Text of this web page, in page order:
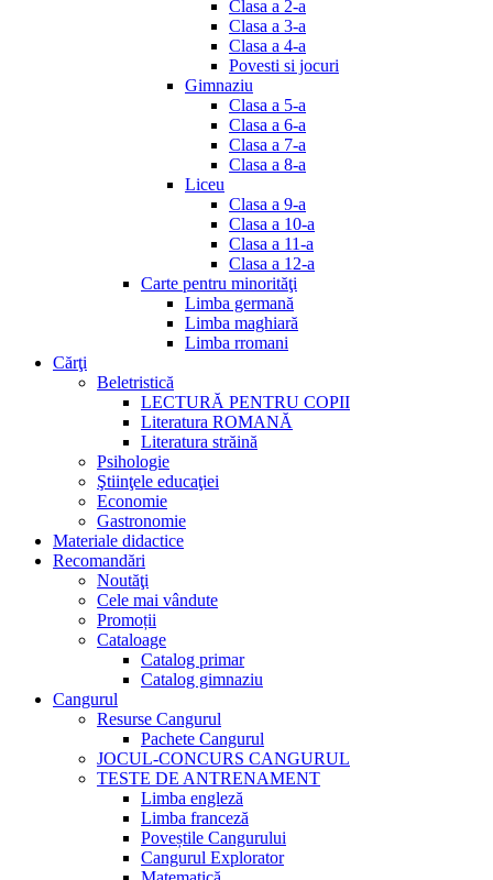
Clasa a 2-a
Clasa a 3-a
Clasa a 4-a
Povesti si jocuri
Gimnaziu
Clasa a 5-a
Clasa a 6-a
Clasa a 7-a
Clasa a 8-a
Liceu
Clasa a 9-a
Clasa a 10-a
Clasa a 11-a
Clasa a 12-a
Carte pentru minorităţi
Limba germană
Limba maghiară
Limba rromani
Cărţi
Beletristică
LECTURĂ PENTRU COPII
Literatura ROMANĂ
Literatura străină
Psihologie
Ştiinţele educaţiei
Economie
Gastronomie
Materiale didactice
Recomandări
Noutăţi
Cele mai vândute
Promoții
Cataloage
Catalog primar
Catalog gimnaziu
Cangurul
Resurse Cangurul
Pachete Cangurul
JOCUL-CONCURS CANGURUL
TESTE DE ANTRENAMENT
Limba engleză
Limba franceză
Poveștile Cangurului
Cangurul Explorator